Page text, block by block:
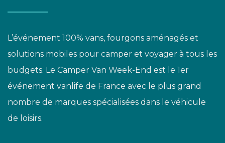
L’événement 100% vans, fourgons aménagés et
solutions mobiles pour camper et voyager à tous les
budgets. Le Camper Van Week-End est le 1er
événement vanlife de France avec le plus grand
nombre de marques spécialisées dans le véhicule
de loisirs.